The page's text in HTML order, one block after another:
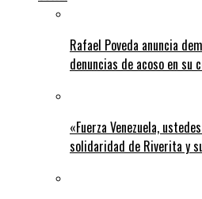
Rafael Poveda anuncia
denuncias de acoso en su
«Fuerza Venezuela,
solidaridad de Riverita y